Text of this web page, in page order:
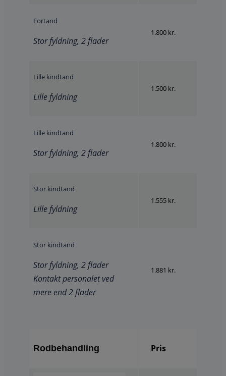
Fortand
Stor fyldning, 2 flader
1.800 kr.
Lille kindtand
Lille fyldning
1.500 kr.
Lille kindtand
Stor fyldning, 2 flader
1.800 kr.
Stor kindtand
Lille fyldning
1.555 kr.
Stor kindtand
Stor fyldning, 2 flader
Kontakt personalet ved
mere end 2 flader
1.881 kr.
Rodbehandling Pris